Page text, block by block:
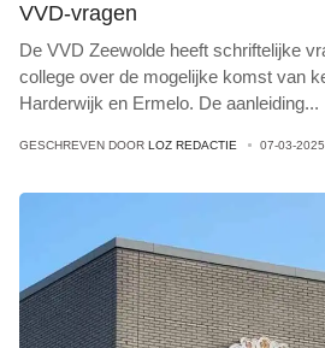
VVD-vragen
De VVD Zeewolde heeft schriftelijke
college over de mogelijke komst van
Harderwijk en Ermelo. De aanleiding...
GESCHREVEN DOOR LOZ REDACTIE 07-03-